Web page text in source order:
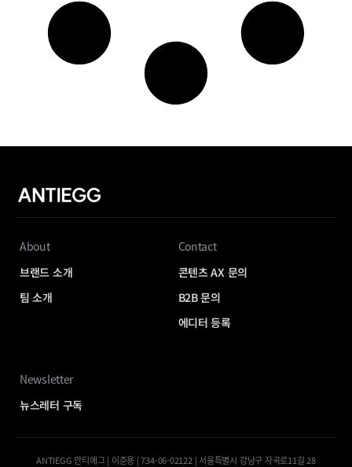
About
브랜드 소개
팀 소개
Contact
콘텐츠 AX 문의
B2B 문의
에디터 등록
Newsletter
뉴스레터 구독
ANTIEGG 안티에그 | 이준용 | 734-06-02122 | 서울특별시 강남구 자곡로11길 28